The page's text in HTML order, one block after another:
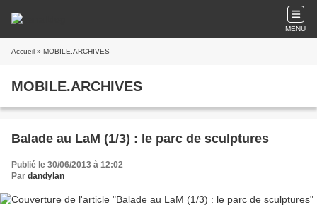
MENU
Accueil » MOBILE.ARCHIVES
MOBILE.ARCHIVES
Balade au LaM (1/3) : le parc de sculptures
Publié le 30/06/2013 à 12:02
Par dandylan